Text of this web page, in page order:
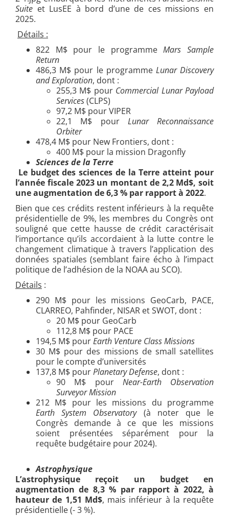
Suite et LusEE à bord d’une de ces missions en
2025.
Détails :
822 M$ pour le programmeMars Sample
Return
486,3 M$ pour le programme Lunar Discovery
and Exploration, dont :
255,3 M$ pour Commercial Lunar Payload
Services(CLPS)
97,2 M$ pour VIPER
22,1 M$ pour Lunar Reconnaissance
Orbiter
478,4 M$ pour New Frontiers, dont :
400 M$ pour la mission Dragonfly
Sciences de la Terre
Le budget des sciences de la Terre atteint pour
l’année fiscale 2023 un montant de 2,2 Md$, soit
une augmentation de 6,3 % par rapport à 2022.
Bien que ces crédits restent inférieurs à la requête
présidentielle de 9%, les membres du Congrès ont
souligné que cette hausse de crédit caractérisait
l’importance qu’ils accordaient à la lutte contre le
changement climatique à travers l’application des
données spatiales (semblant faire écho à l’impact
politique de l’adhésion de la NOAA au SCO).
Détails :
290 M$ pour les missions GeoCarb, PACE,
CLARREO, Pahfinder, NISAR et SWOT, dont :
20 M$ pour GeoCarb
112,8 M$ pour PACE
194,5 M$ pourEarth Venture Class Missions
30 M$ pour des missions de small satellites
pour le compte d’universités
137,8 M$ pourPlanetary Defense, dont :
90 M$ pour Near-Earth Observation
Surveyor Mission
212 M$ pour les missions du programme
Earth System Observatory(à noter que le
Congrès demande à ce que les missions
soient présentées séparément pour la
requête budgétaire pour 2024).
Astrophysique
L’astrophysique reçoit un budget en
augmentation de 8,3 % par rapport à 2022, à
hauteur de 1,51 Md$, mais inférieur à la requête
présidentielle (- 3 %).